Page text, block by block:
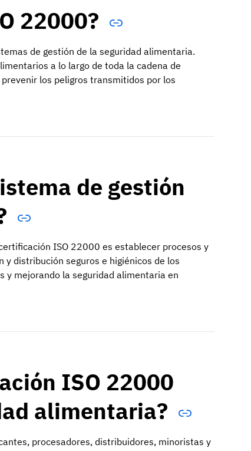
22000?
de gestión de la seguridad alimentaria.
a lo largo de toda la cadena de
los peligros transmitidos por los
de gestión
ISO 22000 es establecer procesos y
distribución seguros e higiénicos de los
y mejorando la seguridad alimentaria en
ISO 22000
alimentaria?
procesadores, distribuidores, minoristas y